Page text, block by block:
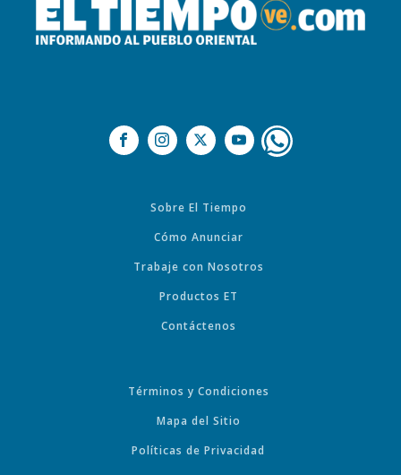
Sobre El Tiempo
Cómo Anunciar
Trabaje con Nosotros
Productos ET
Contáctenos
Términos y Condiciones
Mapa del Sitio
Políticas de Privacidad